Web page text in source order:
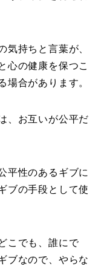
持ちと言葉が、
心の健康を保つこ
場合があります。
、お互いが公平だ
平性のあるギブに
ブの手段として使
こでも、誰にで
ブなので、やらな